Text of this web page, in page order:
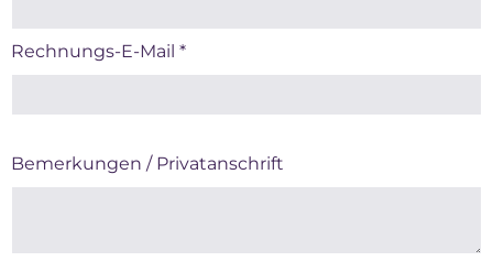
Rechnungs-E-Mail *
Bemerkungen / Privatanschrift